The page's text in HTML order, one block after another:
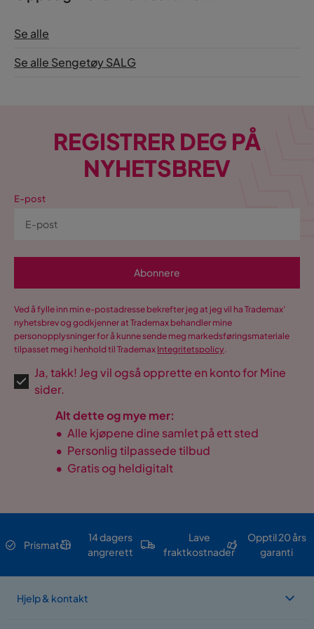
Se alle
Se alle Sengetøy SALG
REGISTRER DEG PÅ
NYHETSBREV
E-post
Abonnere
Ved å fylle inn min e-postadresse bekrefter jeg at jeg vil ha Trademax’
nyhetsbrev og godkjenner at Trademax behandler mine
personopplysninger for å kunne sende meg markedsføringsmateriale
tilpasset meg i henhold til Trademax Integritetspolicy.
Ja, takk! Jeg vil også opprette en konto for Mine
sider.
Alt dette og mye mer:
• Alle kjøpene dine samlet på ett sted
• Personlig tilpassede tilbud
• Gratis og heldigitalt
Prismatch
14 dagers
angrerett
Lave
fraktkostnader
Opptil 20 års
garanti
Hjelp & kontakt